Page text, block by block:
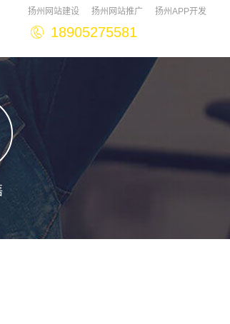
扬州网站建设 扬州网站推广 扬州APP开发
18905275581